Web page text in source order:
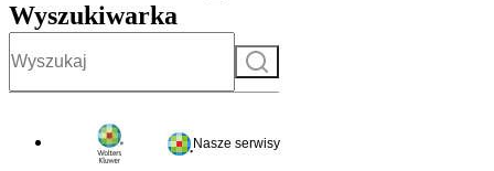
Wyszukiwarka
Szukaj
Nasze serwisy